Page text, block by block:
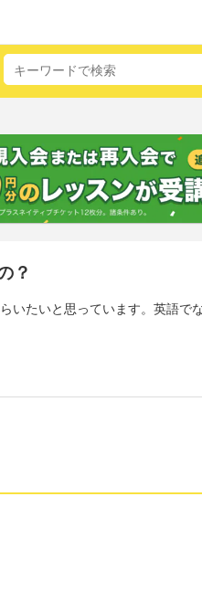
？
いたいと思っています。英語で